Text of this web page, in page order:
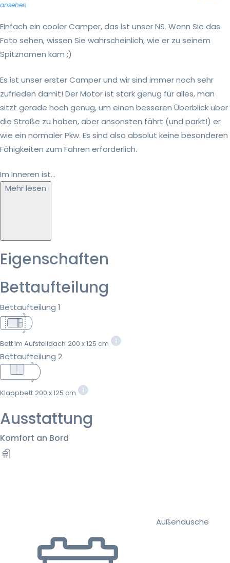
ansehen
Einfach ein cooler Camper, das ist unser NS. Wenn Sie das
Foto sehen, wissen Sie wahrscheinlich, wie er zu seinem
Spitznamen kam ;)
Es ist unser erster Camper und wir sind immer noch sehr
zufrieden damit! Der Motor ist stark genug für alles, man
sitzt gerade hoch genug, um einen besseren Überblick über
die Straße zu haben, aber ansonsten fährt (und parkt!) er
wie ein normaler Pkw. Es sind also absolut keine besonderen
Fähigkeiten zum Fahren erforderlich.
Im Inneren ist...
Mehr lesen
Eigenschaften
Bettaufteilung
Bettaufteilung 1
Bett im Aufstelldach 200 x 125 cm
Bettaufteilung 2
Klappbett 200 x 125 cm
Ausstattung
Komfort an Bord
Außendusche